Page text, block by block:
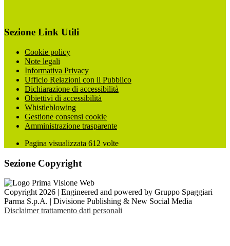
Sezione Link Utili
Cookie policy
Note legali
Informativa Privacy
Ufficio Relazioni con il Pubblico
Dichiarazione di accessibilità
Obiettivi di accessibilità
Whistleblowing
Gestione consensi cookie
Amministrazione trasparente
Pagina visualizzata 612 volte
Sezione Copyright
Copyright 2026 | Engineered and powered by Gruppo Spaggiari
Parma S.p.A. | Divisione Publishing & New Social Media
Disclaimer trattamento dati personali